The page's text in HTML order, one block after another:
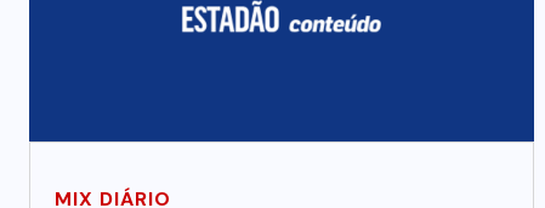
MIX DIÁRIO